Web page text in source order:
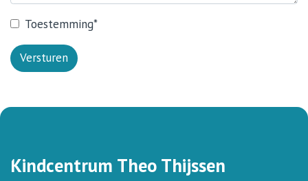
Toestemming*
Versturen
Kindcentrum Theo Thijssen